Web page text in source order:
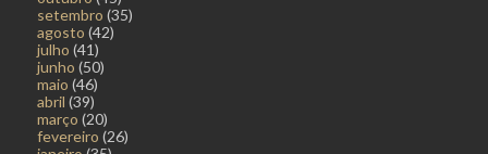
setembro (35)
agosto (42)
julho (41)
junho (50)
maio (46)
abril (39)
março (20)
fevereiro (26)